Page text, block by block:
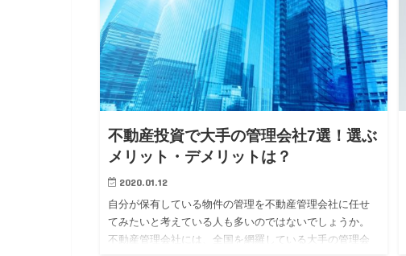
不動産投資で大手の管理会社7選！選ぶ
メリット・デメリットは？
2020.01.12
自分が保有している物件の管理を不動産管理会社に任せ
てみたいと考えている人も多いのではないでしょうか。
不動産管理会社には、全国を網羅している大手の管理会